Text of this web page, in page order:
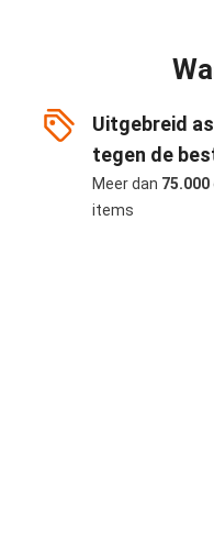
Uitgebreid
tegen de
Meer dan 75.000
items